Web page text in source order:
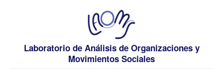
Laboratorio de Análisis de Organizaciones y
Movimientos Sociales